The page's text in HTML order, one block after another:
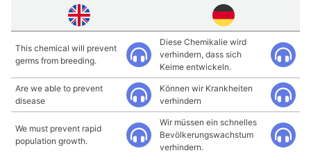
This chemical will prevent
germs from breeding.
Diese Chemikalie wird
verhindern, dass sich
Keime entwickeln.
Are we able to prevent
disease
Können wir Krankheiten
verhindern
We must prevent rapid
population growth.
Wir müssen ein schnelles
Bevölkerungswachstum
verhindern.